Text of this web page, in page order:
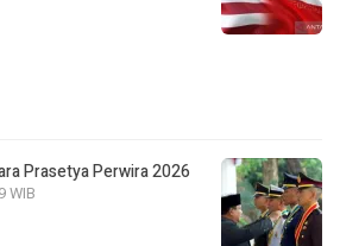
Prasetya Perwira 2026
WIB